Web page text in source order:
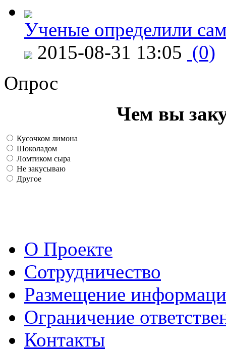
Ученые определили
2015-08-31 13:05 (0)
Опрос
Чем вы
Кусочком лимона
Шоколадом
Ломтиком сыра
Не закусываю
Другое
О Проекте
Сотрудничество
Размещение
Ограничение
Контакты